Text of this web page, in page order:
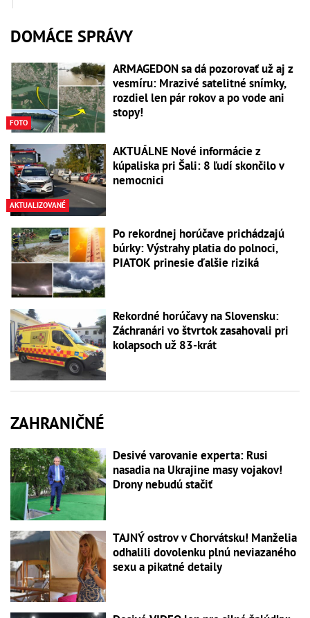
DOMÁCE SPRÁVY
FOTO
ARMAGEDON sa dá pozorovať už aj z
vesmíru: Mrazivé satelitné snímky,
rozdiel len pár rokov a po vode ani
stopy!
AKTUALIZOVANÉ
AKTUÁLNE Nové informácie z
kúpaliska pri Šali: 8 ľudí skončilo v
nemocnici
Po rekordnej horúčave prichádzajú
búrky: Výstrahy platia do polnoci,
PIATOK prinesie ďalšie riziká
Rekordné horúčavy na Slovensku:
Záchranári vo štvrtok zasahovali pri
kolapsoch už 83-krát
ZAHRANIČNÉ
Desivé varovanie experta: Rusi
nasadia na Ukrajine masy vojakov!
Drony nebudú stačiť
TAJNÝ ostrov v Chorvátsku! Manželia
odhalili dovolenku plnú neviazaného
sexu a pikatné detaily